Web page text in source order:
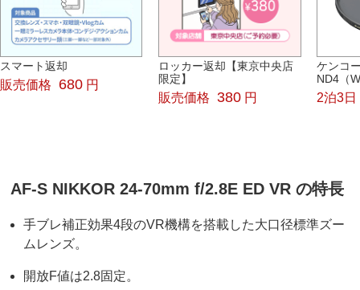
スマート返却
販売価格 680 円
ロッカー返却【東京中央店
限定】
販売価格 380 円
ケンコ
ND4（
2泊3日
AF-S NIKKOR 24-70mm f/2.8E ED VR の特長
手ブレ補正効果4段のVR機構を搭載した大口径標準ズー
ムレンズ。
開放F値は2.8固定。